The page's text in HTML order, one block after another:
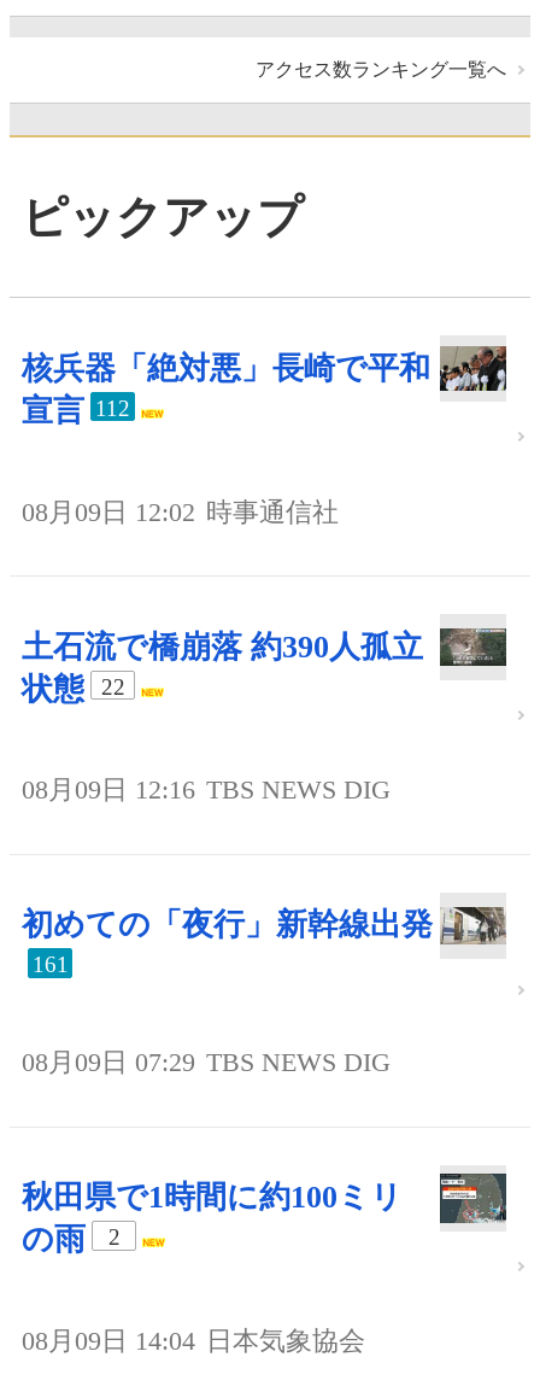
アクセス数ランキング一覧へ
ピックアップ
核兵器「絶対悪」長崎で平和
宣言 112
08月09日 12:02 時事通信社
土石流で橋崩落 約390人孤立
状態
22
08月09日 12:16 TBS NEWS DIG
初めての「夜行」新幹線出発
161
08月09日 07:29 TBS NEWS DIG
秋田県で1時間に約100ミリ
の雨
2
08月09日 14:04 日本気象協会